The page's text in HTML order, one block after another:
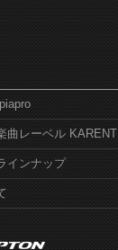
曲レーベル KARENT
インナップ